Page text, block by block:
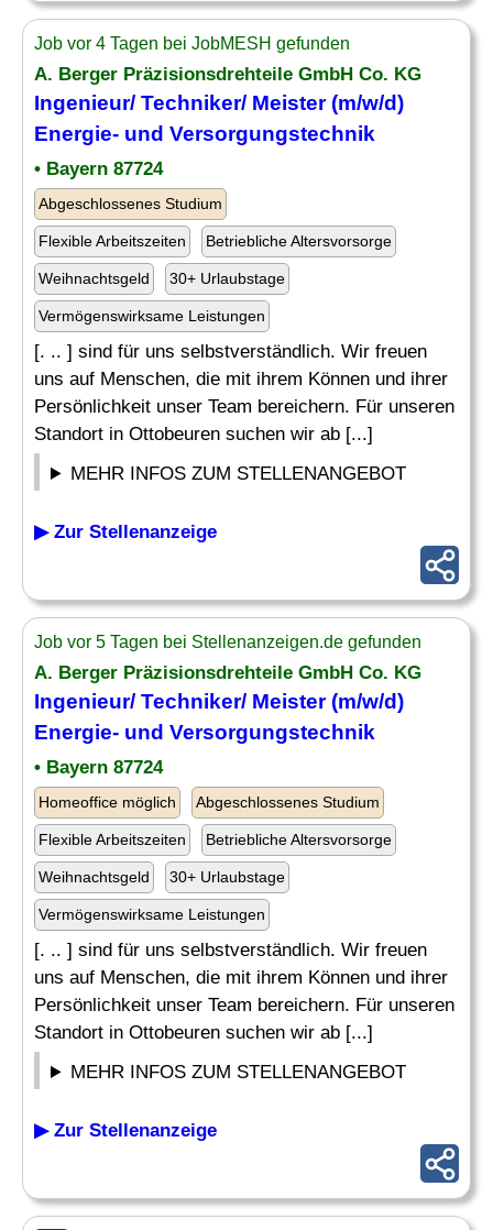
Job vor 4 Tagen bei JobMESH gefunden
A. Berger Präzisionsdrehteile GmbH Co. KG
Ingenieur/ Techniker/ Meister (m/w/d)
Energie- und Versorgungstechnik
• Bayern 87724
Abgeschlossenes Studium
Flexible Arbeitszeiten Betriebliche Altersvorsorge
Weihnachtsgeld 30+ Urlaubstage
Vermögenswirksame Leistungen
[. .. ] sind für uns selbstverständlich. Wir freuen
uns auf Menschen, die mit ihrem Können und ihrer
Persönlichkeit unser Team bereichern. Für unseren
Standort in Ottobeuren suchen wir ab [...]
MEHR INFOS ZUM STELLENANGEBOT
▶ Zur Stellenanzeige
Job vor 5 Tagen bei Stellenanzeigen.de gefunden
A. Berger Präzisionsdrehteile GmbH Co. KG
Ingenieur/ Techniker/ Meister (m/w/d)
Energie- und Versorgungstechnik
• Bayern 87724
Homeoffice möglich Abgeschlossenes Studium
Flexible Arbeitszeiten Betriebliche Altersvorsorge
Weihnachtsgeld 30+ Urlaubstage
Vermögenswirksame Leistungen
[. .. ] sind für uns selbstverständlich. Wir freuen
uns auf Menschen, die mit ihrem Können und ihrer
Persönlichkeit unser Team bereichern. Für unseren
Standort in Ottobeuren suchen wir ab [...]
MEHR INFOS ZUM STELLENANGEBOT
▶ Zur Stellenanzeige